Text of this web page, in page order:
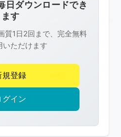
は
R-
FREE
作
権
護
日ダウンロードでき
ます
質1日2回まで、完全無料
いただけます
規登録
グイン